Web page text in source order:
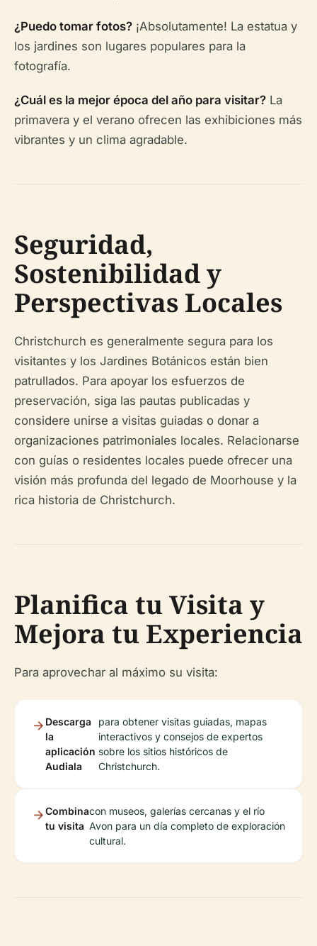
¿Puedo tomar fotos? ¡Absolutamente! La estatua y
los jardines son lugares populares para la
fotografía.
¿Cuál es la mejor época del año para visitar? La
primavera y el verano ofrecen las exhibiciones más
vibrantes y un clima agradable.
Seguridad,
Sostenibilidad y
Perspectivas Locales
Christchurch es generalmente segura para los
visitantes y los Jardines Botánicos están bien
patrullados. Para apoyar los esfuerzos de
preservación, siga las pautas publicadas y
considere unirse a visitas guiadas o donar a
organizaciones patrimoniales locales. Relacionarse
con guías o residentes locales puede ofrecer una
visión más profunda del legado de Moorhouse y la
rica historia de Christchurch.
Planifica tu Visita y
Mejora tu Experiencia
Para aprovechar al máximo su visita:
Descarga
la
aplicación
Audiala
para obtener visitas guiadas, mapas
interactivos y consejos de expertos
sobre los sitios históricos de
Christchurch.
Combina
tu visita
con museos, galerías cercanas y el río
Avon para un día completo de exploración
cultural.